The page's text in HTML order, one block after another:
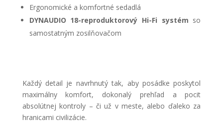
Ergonomické a komfortné sedadlá
DYNAUDIO 18-reproduktorový Hi-Fi systém so
samostatným zosilňovačom
Každý detail je navrhnutý tak, aby posádke poskytol
maximálny komfort, dokonalý prehľad a pocit
absolútnej kontroly – či už v meste, alebo ďaleko za
hranicami civilizácie.